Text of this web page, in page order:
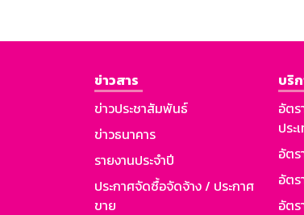
ข่าวสาร
ข่าวประชาสัมพันธ์
ข่าวธนาคาร
รายงานประจำปี
ประกาศจัดซื้อจัดจ้าง / ประกาศ
ขาย
บริ
อัตร
ประ
อัตร
อัตร
อัตร